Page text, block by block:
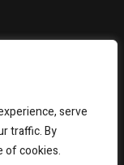
serve
traffic. By
of cookies.